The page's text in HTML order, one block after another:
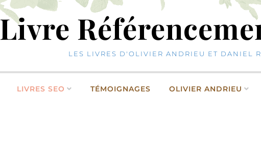
Livre
LES LIVRES D'OLIVIER ANDRIEU ET DANIEL
LIVRES SEO TÉMOIGNAGES OLIVIER ANDRIEU